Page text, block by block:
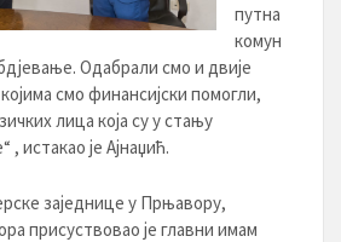
путна
комун
Одабрали смо и двије
смо финансијски помогли,
лица која су у стању
истакао је Ајнаџић.
заједнице у Прњавору,
присуствовао је главни имам